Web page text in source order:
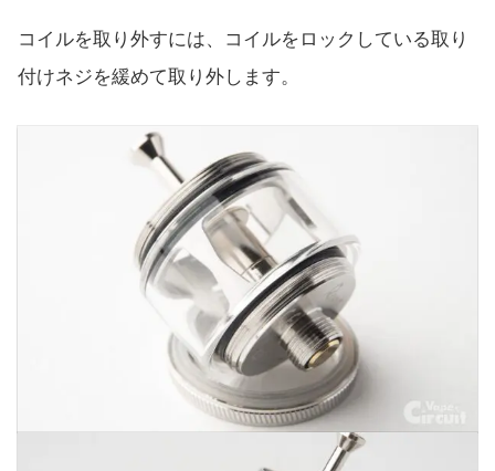
コイルを取り外すには、コイルをロックしている取り
付けネジを緩めて取り外します。